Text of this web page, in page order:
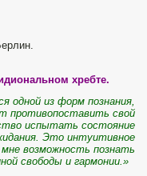
хребте.
одной из форм познания,
противопоставить свой
испытать состояние
Это интуитивное
возможность познать
свободы и гармонии.»